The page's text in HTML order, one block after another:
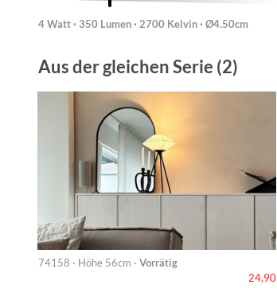
4 Watt · 350 Lumen · 2700 Kelvin · Ø4.50cm
Aus der gleichen Serie (2)
74158 · Höhe 56cm · Vorrätig
24,90